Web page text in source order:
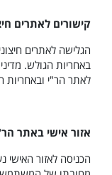
קישורים לאתרים
הגלישה לאתרים
באחריות הגולש.
לאתר הר"י
אזור אישי באתר
הכניסה לאזור